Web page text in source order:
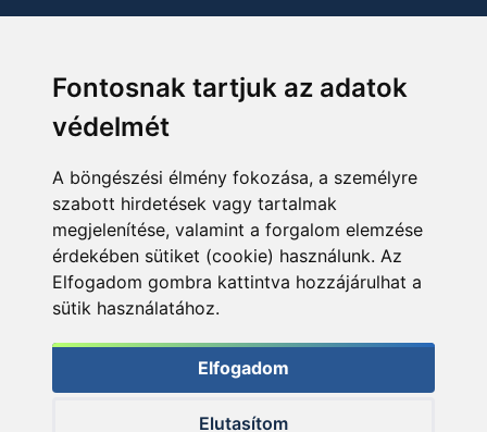
Fontosnak tartjuk az adatok
védelmét
A böngészési élmény fokozása, a személyre
szabott hirdetések vagy tartalmak
megjelenítése, valamint a forgalom elemzése
érdekében sütiket (cookie) használunk. Az
Elfogadom gombra kattintva hozzájárulhat a
sütik használatához.
Elfogadom
Elutasítom